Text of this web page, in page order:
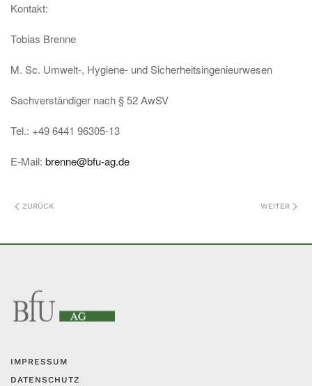
Kontakt:
Tobias Brenne
M. Sc. Umwelt-, Hygiene- und Sicherheitsingenieurwesen
Sachverständiger nach § 52 AwSV
Tel.: +49 6441 96305-13
E-Mail: brenne@bfu-ag.de
ZURÜCK WEITER
IMPRESSUM
DATENSCHUTZ